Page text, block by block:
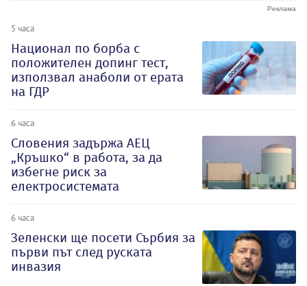
5 часа
Национал по борба с
положителен допинг тест,
използвал анаболи от ерата
на ГДР
6 часа
Словения задържа АЕЦ
„Кръшко“ в работа, за да
избегне риск за
електросистемата
6 часа
Зеленски ще посети Сърбия за
първи път след руската
инвазия